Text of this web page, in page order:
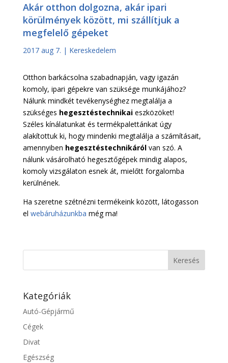
Akár otthon dolgozna, akár ipari
körülmények között, mi szállítjuk a
megfelelő gépeket
2017 aug 7. | Kereskedelem
Otthon barkácsolna szabadnapján, vagy igazán
komoly, ipari gépekre van szüksége munkájához?
Nálunk mindkét tevékenységhez megtalálja a
szükséges hegesztéstechnikaieszközöket!
Széles kínálatunkat és termékpalettánkat úgy
alakítottuk ki, hogy mindenki megtalálja a számításait,
amennyiben hegesztéstechnikárólvan szó. A
nálunk vásárolható hegesztőgépek mindig alapos,
komoly vizsgálaton esnek át, mielőtt forgalomba
kerülnének.
Ha szeretne szétnézni termékeink között, látogasson
el webáruházunkba még ma!
Kategóriák
Autó-Gépjármű
Cégek
Divat
Egészség